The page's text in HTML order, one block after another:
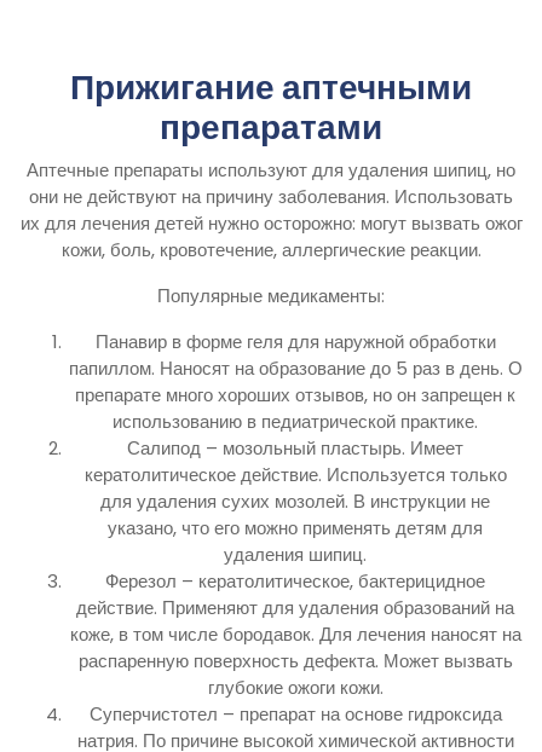
Прижигание аптечными
препаратами
Аптечные препараты используют для удаления шипиц, но
они не действуют на причину заболевания. Использовать
их для лечения детей нужно осторожно: могут вызвать ожог
кожи, боль, кровотечение, аллергические реакции.
Популярные медикаменты:
Панавир в форме геля для наружной обработки
папиллом. Наносят на образование до 5 раз в день. О
препарате много хороших отзывов, но он запрещен к
использованию в педиатрической практике.
Салипод – мозольный пластырь. Имеет
кератолитическое действие. Используется только
для удаления сухих мозолей. В инструкции не
указано, что его можно применять детям для
удаления шипиц.
Ферезол – кератолитическое, бактерицидное
действие. Применяют для удаления образований на
коже, в том числе бородавок. Для лечения наносят на
распаренную поверхность дефекта. Может вызвать
глубокие ожоги кожи.
Суперчистотел – препарат на основе гидроксида
натрия. По причине высокой химической активности